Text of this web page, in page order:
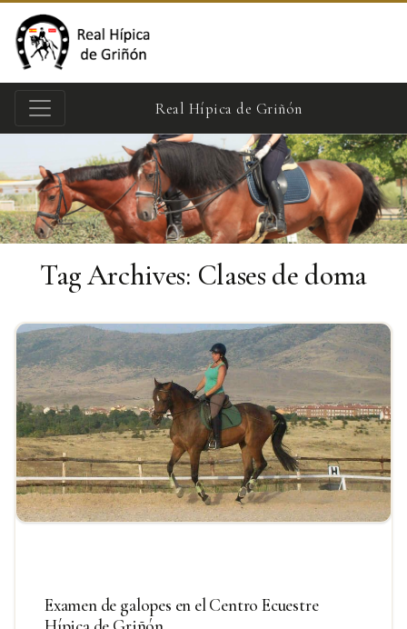
Real Hípica de Griñón
Tag Archives: Clases de doma
Examen de galopes en el Centro Ecuestre